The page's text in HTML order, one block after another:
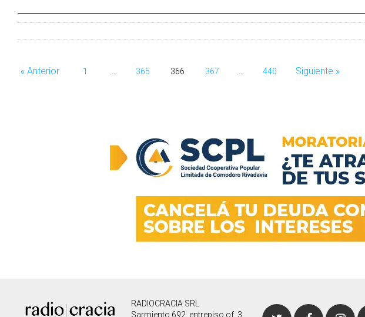
Navegación
« Anterior 1 365 366 367 440 Siguiente »
RADIOCRACIA SRL
Sarmiento 692, entrepiso of. 3